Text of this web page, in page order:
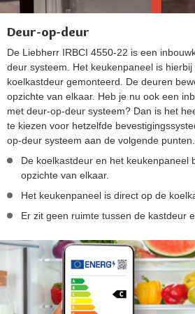
Deur-op-deur
De Liebherr IRBCI 4550-22 is een
deur systeem. Het keukenpaneel is
koelkastdeur gemonteerd. De deuren
opzichte van elkaar. Heb je nu ook een
met deur-op-deur systeem? Dan is het
te kiezen voor hetzelfde
op-deur systeem aan de volgende punten.
De koelkastdeur en het keukenpaneel
opzichte van elkaar.
Het keukenpaneel is direct op de
Er zit geen ruimte tussen de kastdeur